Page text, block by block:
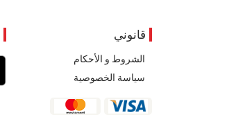
قانوني
الشروط و الأحكام
سياسة الخصوصية